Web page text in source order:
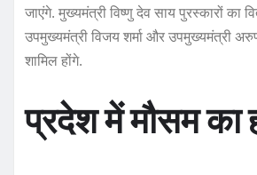
जाएंगे. मुख्यमंत्री विष्णु देव साय पुरस्कारों का
उपमुख्यमंत्री विजय शर्मा और उपमुख्यमंत्री
शामिल होंगे.
प्रदेश में मौसम का